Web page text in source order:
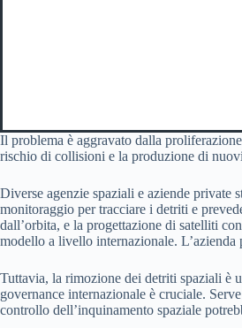
Il problema è aggravato dalla
rischio di collisioni e la produzione di
Diverse agenzie spaziali e aziende private
monitoraggio per tracciare i detriti e
dall’orbita, e la progettazione di satelliti
modello a livello internazionale.
Tuttavia, la rimozione dei detriti spaziali è
governance internazionale è cruciale.
controllo dell’inquinamento spaziale